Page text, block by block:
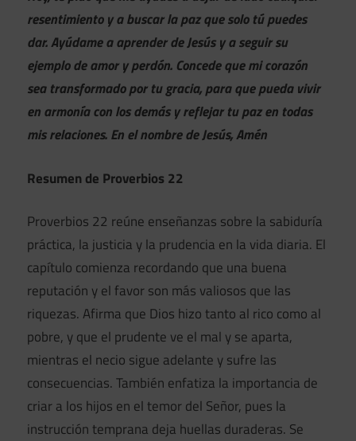
resentimiento y a buscar la paz que solo tú puedes
dar. Ayúdame a aprender de Jesús y a seguir su
ejemplo de amor y perdón. Concede que mi corazón
sea transformado por tu gracia, para que pueda vivir
en armonía con los demás y reflejar tu paz en todas
mis relaciones. En el nombre de Jesús, Amén
Resumen de Proverbios 22
Proverbios 22 reúne enseñanzas sobre la sabiduría
práctica, la justicia y la prudencia en la vida diaria. El
capítulo comienza recordando que una buena
reputación y el favor son más valiosos que las
riquezas. Afirma que Dios hizo tanto al rico como al
pobre, y que el prudente ve el mal y se aparta,
mientras el necio sigue adelante y sufre las
consecuencias. También enfatiza la importancia de
criar a los hijos en el temor del Señor, pues la
instrucción temprana deja huellas duraderas. Se